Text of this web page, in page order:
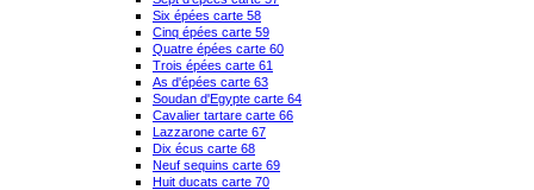
Six épées carte 58
Cinq épées carte 59
Quatre épées carte 60
Trois épées carte 61
As d'épées carte 63
Soudan d'Egypte carte 64
Cavalier tartare carte 66
Lazzarone carte 67
Dix écus carte 68
Neuf sequins carte 69
Huit ducats carte 70